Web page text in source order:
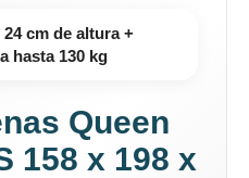
24 cm de altura +
hasta 130 kg
Queen
158 x 198 x